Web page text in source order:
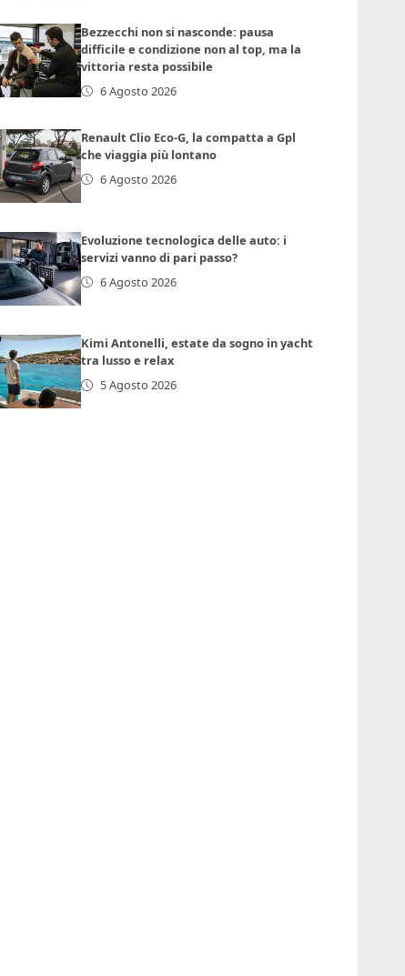
Bezzecchi non si nasconde: pausa
difficile e condizione non al top, ma la
vittoria resta possibile
6 Agosto 2026
Renault Clio Eco-G, la compatta a Gpl
che viaggia più lontano
6 Agosto 2026
Evoluzione tecnologica delle auto: i
servizi vanno di pari passo?
6 Agosto 2026
Kimi Antonelli, estate da sogno in yacht
tra lusso e relax
5 Agosto 2026